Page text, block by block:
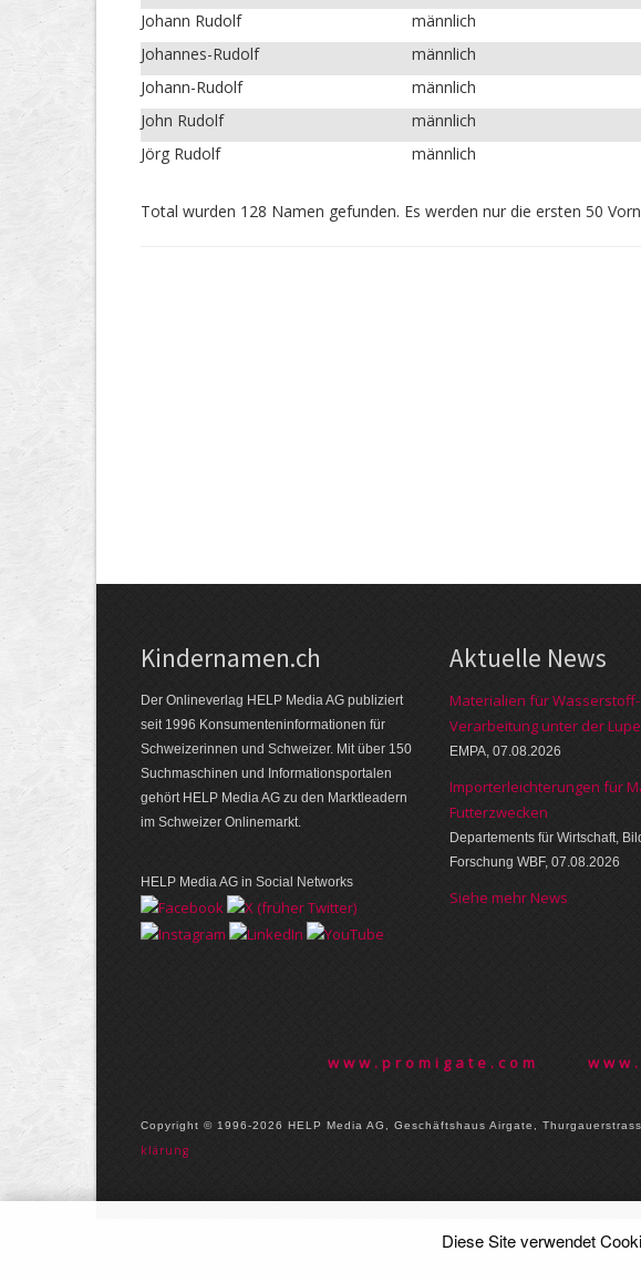
Johann Rudolf
männlich
Johannes-Rudolf
männlich
Johann-Rudolf
männlich
John Rudolf
männlich
Jörg Rudolf
männlich
Total wurden 128 Namen gefunden. Es werden nur die ersten 50
Kindernamen.ch
Der Onlineverlag HELP Media AG publiziert
seit 1996 Konsumenten­informationen für
Schweizerinnen und Schweizer. Mit über 150
Suchmaschinen und Informations­portalen
gehört HELP Media AG zu den Marktleadern
im Schweizer Onlinemarkt.
HELP Media AG in Social Networks
Aktuelle News
Materialien für Wasserstoff-
Verarbeitung unter der Lupe
EMPA, 07.08.2026
Importerleichterungen für
Futterzwecken
Departements für Wirtschaft,
Forschung WBF, 07.08.2026
Siehe mehr News
www.promigate.com
Copyright © 1996-2026 HELP Media AG, Geschäftshaus Airgate,
klärung
Diese Site verwendet